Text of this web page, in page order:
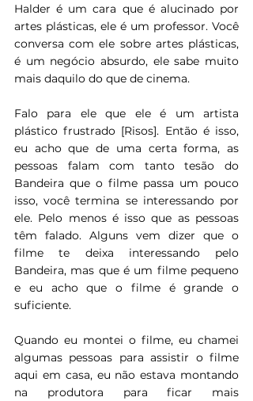
Halder é um cara que é alucinado por
artes plásticas, ele é um professor. Você
conversa com ele sobre artes plásticas,
é um negócio absurdo, ele sabe muito
mais daquilo do que de cinema.
Falo para ele que ele é um artista
plástico frustrado [Risos]. Então é isso,
eu acho que de uma certa forma, as
pessoas falam com tanto tesão do
Bandeira que o filme passa um pouco
isso, você termina se interessando por
ele. Pelo menos é isso que as pessoas
têm falado. Alguns vem dizer que o
filme te deixa interessando pelo
Bandeira, mas que é um filme pequeno
e eu acho que o filme é grande o
suficiente.
Quando eu montei o filme, eu chamei
algumas pessoas para assistir o filme
aqui em casa, eu não estava montando
na produtora para ficar mais